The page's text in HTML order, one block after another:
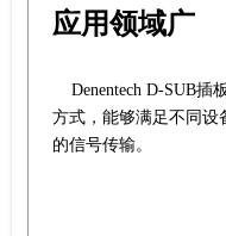
应用领域广
Denentech D-SUB
方式，能够满足不同设
的信号传输。